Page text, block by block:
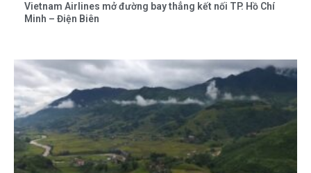
Vietnam Airlines mở đường bay thẳng kết nối TP. Hồ Chí
Minh – Điện Biên